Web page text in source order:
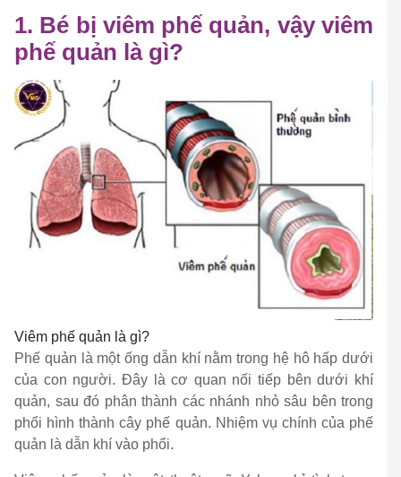
1. Bé bị viêm phế quản, vậy viêm
phế quản là gì?
Viêm phế quản là gì?
Phế quản là một ống dẫn khí nằm trong hệ hô hấp dưới
của con người. Đây là cơ quan nối tiếp bên dưới khí
quản, sau đó phân thành các nhánh nhỏ sâu bên trong
phổi hình thành cây phế quản. Nhiệm vụ chính của phế
quản là dẫn khí vào phổi.